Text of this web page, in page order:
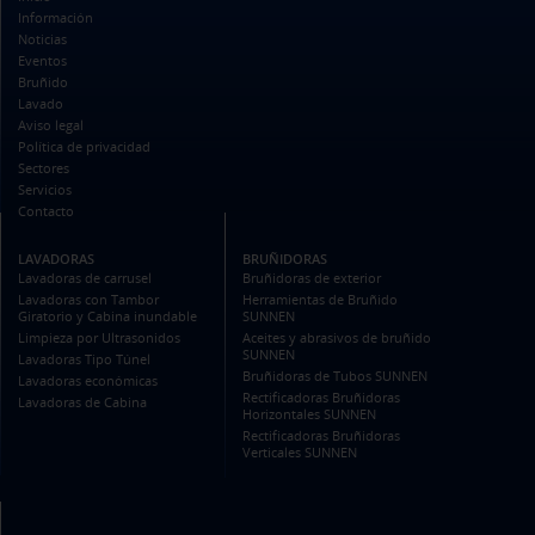
Información
Noticias
Eventos
Bruñido
Lavado
Aviso legal
Política de privacidad
Sectores
Servicios
Contacto
LAVADORAS
Lavadoras de carrusel
Lavadoras con Tambor
Giratorio y Cabina inundable
Limpieza por Ultrasonidos
Lavadoras Tipo Túnel
Lavadoras económicas
Lavadoras de Cabina
BRUÑIDORAS
Bruñidoras de exterior
Herramientas de Bruñido
SUNNEN
Aceites y abrasivos de bruñido
SUNNEN
Bruñidoras de Tubos SUNNEN
Rectificadoras Bruñidoras
Horizontales SUNNEN
Rectificadoras Bruñidoras
Verticales SUNNEN